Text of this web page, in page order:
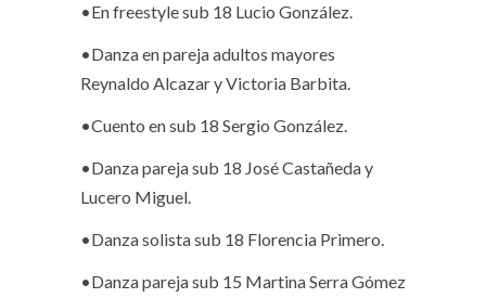
•En freestyle sub 18 Lucio González.
•Danza en pareja adultos mayores
Reynaldo Alcazar y Victoria Barbita.
•Cuento en sub 18 Sergio González.
•Danza pareja sub 18 José Castañeda y
Lucero Miguel.
•Danza solista sub 18 Florencia Primero.
•Danza pareja sub 15 Martina Serra Gómez